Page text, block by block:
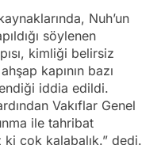
Nuh’un
söylenen
kimliği belirsiz
kapının bazı
iddia edildi.
Vakıflar Genel
ile tahribat
çok kalabalık.” dedi.